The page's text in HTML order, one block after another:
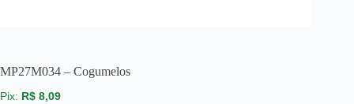
MP27M034 – Cogumelos
R$ 8,09